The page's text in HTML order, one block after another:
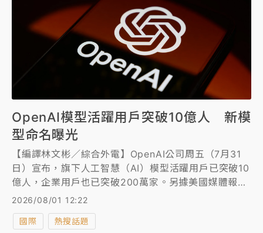
OpenAI模型活躍用戶突破10億人 新模
型命名曝光
【編譯林文彬／綜合外電】OpenAI公司周五（7月31
日）宣布，旗下人工智慧（AI）模型活躍用戶已突破10
億人，企業用戶也已突破200萬家。另據美國媒體報
導，OpenAI已在華府展示新AI模型「Astra」。
2026/08/01 12:22
國際 熱搜話題